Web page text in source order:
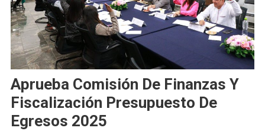
Aprueba Comisión De Finanzas Y
Fiscalización Presupuesto De
Egresos 2025